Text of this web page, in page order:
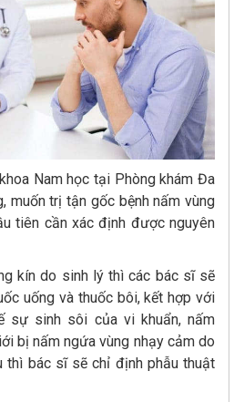
Nam học tại Phòng khám Đa
muốn trị tận gốc bệnh nấm vùng
tiên cần xác định được nguyên
kín do sinh lý thì các bác sĩ sẽ
uống và thuốc bôi, kết hợp với
sự sinh sôi của vi khuẩn, nấm
bị nấm ngứa vùng nhạy cảm do
thì bác sĩ sẽ chỉ định phẫu thuật